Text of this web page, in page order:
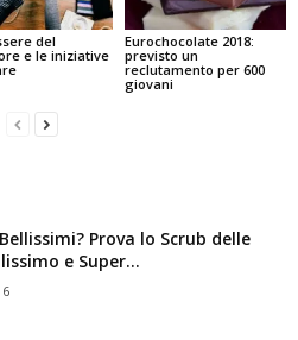
del
e le iniziative
Eurochocolate 2018:
previsto un
reclutamento per 600
giovani
Prova lo Scrub delle
e Super...